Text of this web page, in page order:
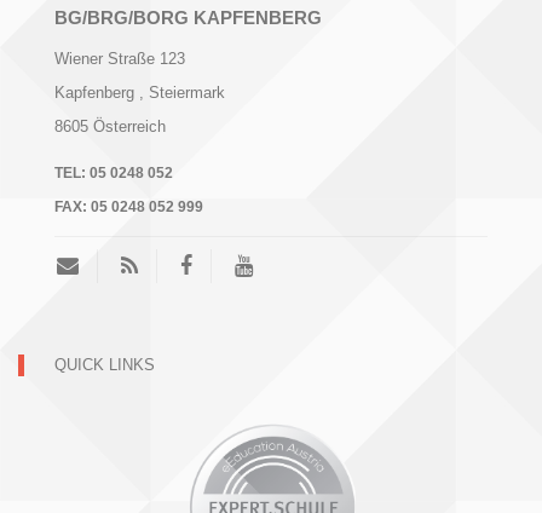
BG/BRG/BORG KAPFENBERG
Wiener Straße 123
Kapfenberg , Steiermark
8605 Österreich
TEL: 05 0248 052
FAX: 05 0248 052 999
QUICK LINKS